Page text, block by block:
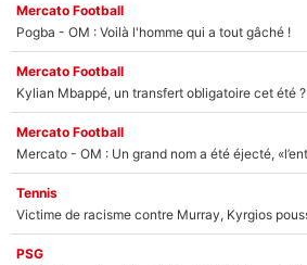
Mercato Football
Pogba - OM : Voilà l'homme qui a tout gâché !
Mercato Football
Kylian Mbappé, un transfert obligatoire cet été ?
Mercato Football
Tennis
PSG